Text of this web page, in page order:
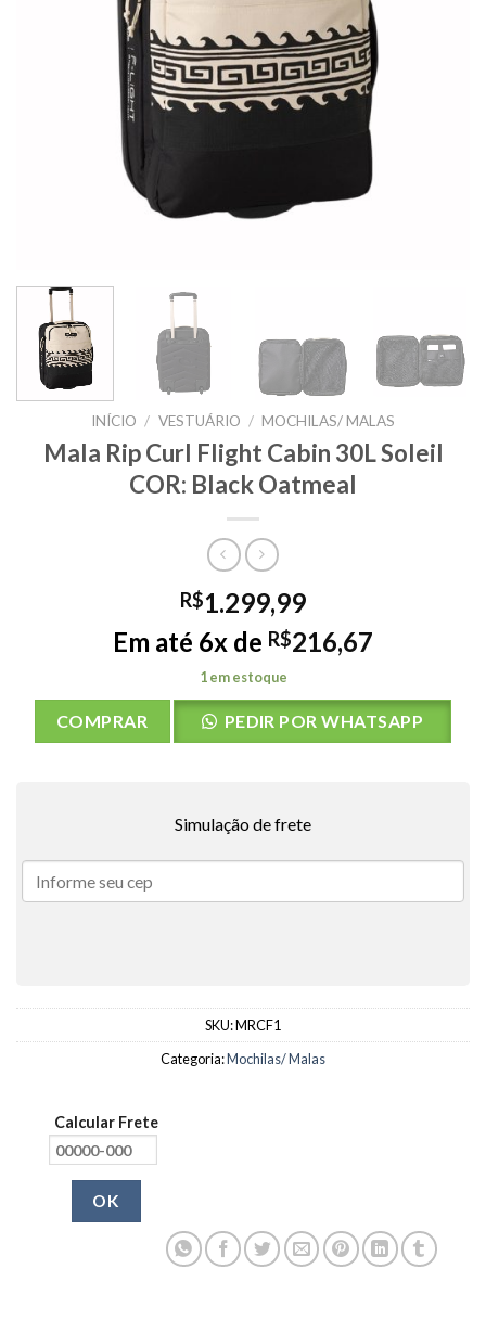
INÍCIO / VESTUÁRIO / MOCHILAS/ MALAS
Mala Rip Curl Flight Cabin 30L Soleil
COR: Black Oatmeal
R$1.299,99
Em até 6x de R$216,67
1 em estoque
COMPRAR PEDIR POR WHATSAPP
Simulação de frete
SKU:MRCF1
Categoria:Mochilas/ Malas
Calcular Frete
OK